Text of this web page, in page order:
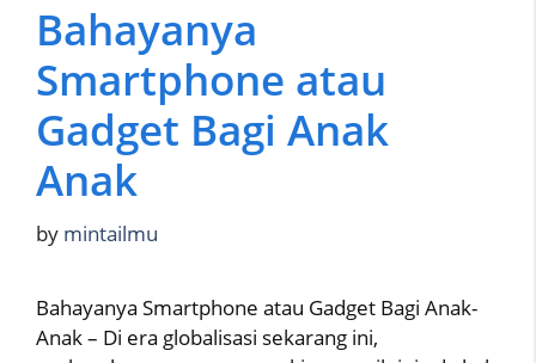
Bahayanya
Smartphone atau
Gadget Bagi Anak
Anak
by mintailmu
Bahayanya Smartphone atau Gadget Bagi Anak-
Anak – Di era globalisasi sekarang ini,